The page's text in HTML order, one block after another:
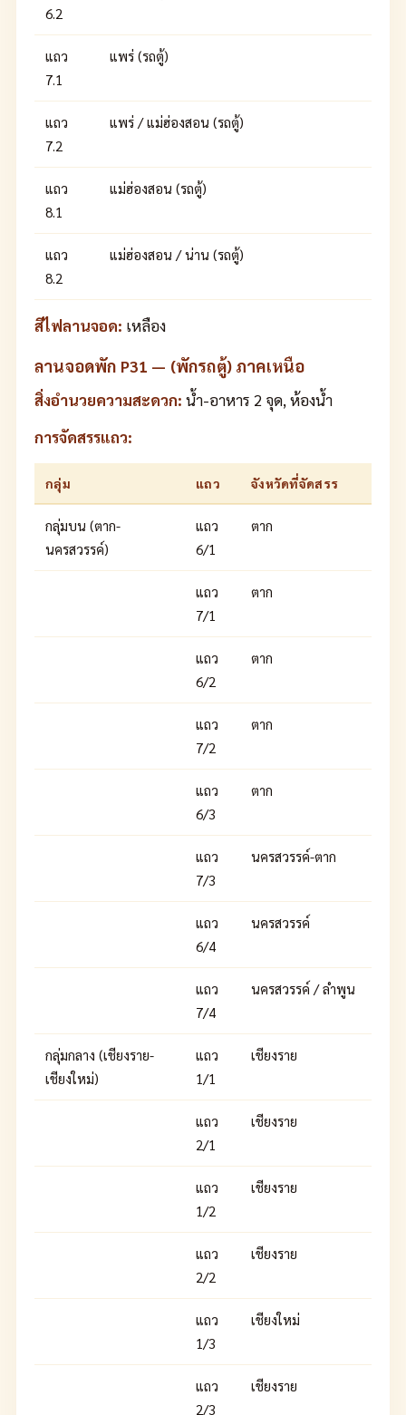
6.2
แถว
7.1
แพร่ (รถตู้)
แถว
7.2
แพร่ / แม่ฮ่องสอน (รถตู้)
แถว
8.1
แม่ฮ่องสอน (รถตู้)
แถว
8.2
แม่ฮ่องสอน / น่าน (รถตู้)
สีไฟลานจอด: เหลือง
ลานจอดพัก P31 — (พักรถตู้) ภาคเหนือ
สิ่งอำนวยความสะดวก: น้ำ-อาหาร 2 จุด, ห้องน้ำ
การจัดสรรแถว:
กลุ่ม แถว จังหวัดที่จัดสรร
กลุ่มบน (ตาก-
นครสวรรค์)
แถว
6/1
ตาก
แถว
7/1
ตาก
แถว
6/2
ตาก
แถว
7/2
ตาก
แถว
6/3
ตาก
แถว
7/3
นครสวรรค์-ตาก
แถว
6/4
นครสวรรค์
แถว
7/4
นครสวรรค์ / ลำพูน
กลุ่มกลาง (เชียงราย-
เชียงใหม่)
แถว
1/1
เชียงราย
แถว
2/1
เชียงราย
แถว
1/2
เชียงราย
แถว
2/2
เชียงราย
แถว
1/3
เชียงใหม่
แถว
2/3
เชียงราย